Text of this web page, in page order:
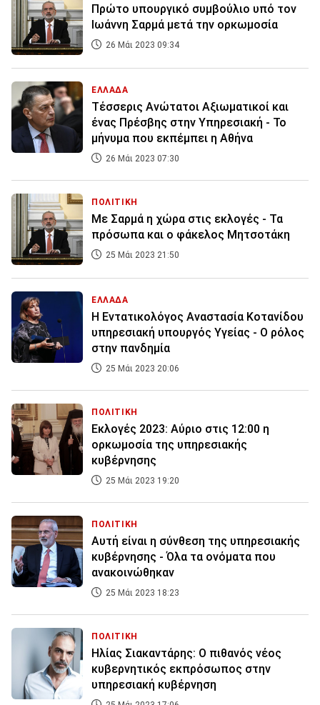
Πρώτο υπουργικό συμβούλιο υπό τον
Ιωάννη Σαρμά μετά την ορκωμοσία
26 Μάι 2023 09:34
ΕΛΛΑΔΑ
Τέσσερις Ανώτατοι Αξιωματικοί και
ένας Πρέσβης στην Υπηρεσιακή - Το
μήνυμα που εκπέμπει η Αθήνα
26 Μάι 2023 07:30
ΠΟΛΙΤΙΚΗ
Με Σαρμά η χώρα στις εκλογές - Τα
πρόσωπα και ο φάκελος Μητσοτάκη
25 Μάι 2023 21:50
ΕΛΛΑΔΑ
Η Εντατικολόγος Αναστασία Κοτανίδου
υπηρεσιακή υπουργός Υγείας - Ο ρόλος
στην πανδημία
25 Μάι 2023 20:06
ΠΟΛΙΤΙΚΗ
Εκλογές 2023: Αύριο στις 12:00 η
ορκωμοσία της υπηρεσιακής
κυβέρνησης
25 Μάι 2023 19:20
ΠΟΛΙΤΙΚΗ
Αυτή είναι η σύνθεση της υπηρεσιακής
κυβέρνησης - Όλα τα ονόματα που
ανακοινώθηκαν
25 Μάι 2023 18:23
ΠΟΛΙΤΙΚΗ
Ηλίας Σιακαντάρης: Ο πιθανός νέος
κυβερνητικός εκπρόσωπος στην
υπηρεσιακή κυβέρνηση